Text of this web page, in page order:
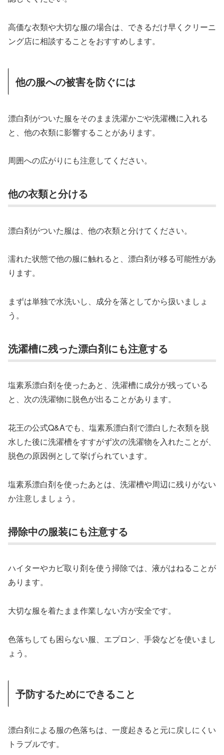
高価な衣類や大切な服の場合は、できるだけ早くクリーニ
ング店に相談することをおすすめします。
他の服への被害を防ぐには
漂白剤がついた服をそのまま洗濯かごや洗濯機に入れる
と、他の衣類に影響することがあります。
周囲への広がりにも注意してください。
他の衣類と分ける
漂白剤がついた服は、他の衣類と分けてください。
濡れた状態で他の服に触れると、漂白剤が移る可能性があ
ります。
まずは単独で水洗いし、成分を落としてから扱いましょ
う。
洗濯槽に残った漂白剤にも注意する
塩素系漂白剤を使ったあと、洗濯槽に成分が残っている
と、次の洗濯物に脱色が出ることがあります。
花王の公式Q&Aでも、塩素系漂白剤で漂白した衣類を脱
水した後に洗濯槽をすすがず次の洗濯物を入れたことが、
脱色の原因例として挙げられています。
塩素系漂白剤を使ったあとは、洗濯槽や周辺に残りがない
か注意しましょう。
掃除中の服装にも注意する
ハイターやカビ取り剤を使う掃除では、液がはねることが
あります。
大切な服を着たまま作業しない方が安全です。
色落ちしても困らない服、エプロン、手袋などを使いまし
ょう。
予防するためにできること
漂白剤による服の色落ちは、一度起きると元に戻しにくい
トラブルです。